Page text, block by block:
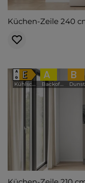
Küchen-Zeile 240
A
↑
G E
Kühlschrank
A
Backofen
B